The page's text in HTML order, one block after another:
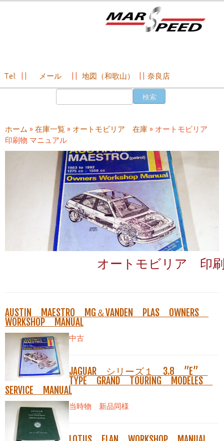
ン
ツ
へ
Tel: メール 地図（和歌山） 奈良店
ホーム » 在庫一覧» オートモビリア 在庫» オートモビリア
印刷物 マニュアル
オートモビリア 印
AUSTIN MAESTRO MG＆VANDEN PLAS OWNERS
WORKSHOP MANUAL
中古
JAGUAR シリーズ１ 3.8 ”E”
TYPE GRAND TOURING MODELES
SERVICE MANUAL
当時物 新品同様